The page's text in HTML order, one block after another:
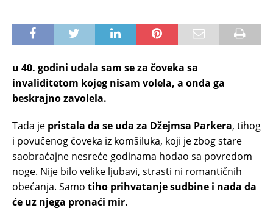
u 40. godini udala sam se za čoveka sa
invaliditetom kojeg nisam volela, a onda ga
beskrajno zavolela.
Tada je pristala da se uda za Džejmsa Parkera, tihog
i povučenog čoveka iz komšiluka, koji je zbog stare
saobraćajne nesreće godinama hodao sa povredom
noge. Nije bilo velike ljubavi, strasti ni romantičnih
obećanja. Samo tiho prihvatanje sudbine i nada da
će uz njega pronaći mir.